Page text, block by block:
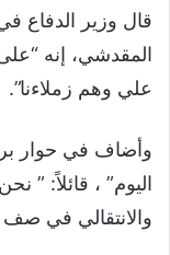
قال وزير الدفاع
المقدشي، إنه
علي وهم زملاءنا”.
وأضاف في حوار
اليوم” ، قائلاً: ”
والانتقالي في صف